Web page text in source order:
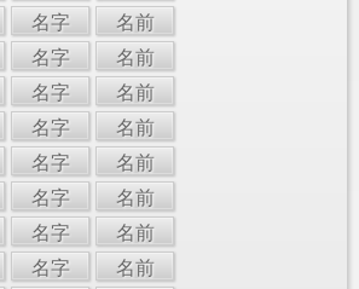
名字 名前
名字 名前
名字 名前
名字 名前
名字 名前
名字 名前
名字 名前
名字 名前